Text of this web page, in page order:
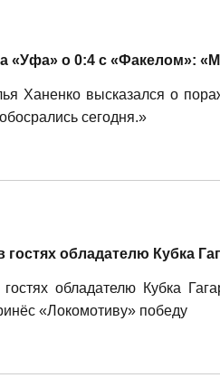
«Уфа» о 0:4 с «Факелом»:
Ханенко высказался о
сегодня.»
обладателю Кубка
обладателю Кубка
«Локомотиву» победу